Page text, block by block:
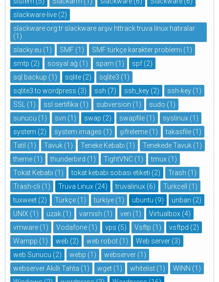
slackware-live (2)
slackware.org.tr slackware arşiv httrack truva linux hatıralar
(1)
slacky.eu (1) SMF (1) SMF türkçe karakter problemi (1)
smtp (2) sosyal ağ (1) spam (1) spf (2)
sql backup (1) sqlite (2) sqlite3 (1)
sqlite3 to wordpress (3) ssh (7) ssh_key (2) ssh-key (1)
SSL
(1) ssl sertifika (1) subversion (1) sudo (1)
sunucu (1) svn (1) swap (2) swapfile (1) syslinux (1)
system (2) system images (1) şifreleme (1) takasfile (1)
Tatil (1) Tavuk (1) Teneke Kebabı (1) Tenekede Tavuk (1)
theme (1) thunderbird (1) TightVNC (1) tmux (1)
Tokat Kebabı (1) tokat kebabı sobası etiketi (2) Trash (1)
Trash-cli (1) Truva Linux (24) truvalinux (6) Turkcell
(1)
tuxweet (2) Türkçe (1) türkiye (1) ubuntu (9) unban (2)
UNIX (1) uzak (1) varnish (1) veri (1) Virtualbox (4)
vmware (1) Vodafone (1) vps (5) Vsftp (1) vsftpd (2)
Wampp (1) web (2) web robot (1) Web server (3)
web Sunucu (2) webp (1) webserver (1)
webserver Akıllı Tahta (1) wget (1) whitelist (1) WINN (1)